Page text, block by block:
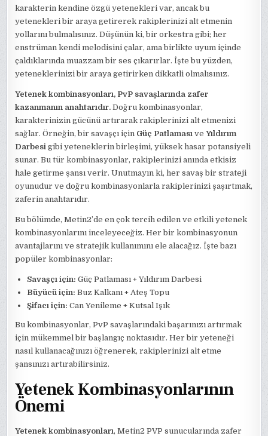
karakterin kendine özgü yetenekleri var, ancak bu
yetenekleri bir araya getirerek rakiplerinizi alt etmenin
yollarını bulmalısınız. Düşünün ki, bir orkestra gibi; her
enstrüman kendi melodisini çalar, ama birlikte uyum içinde
çaldıklarında muazzam bir ses çıkarırlar. İşte bu yüzden,
yeteneklerinizi bir araya getirirken dikkatli olmalısınız.
Yetenek kombinasyonları, PvP savaşlarında zafer
kazanmanın anahtarıdır. Doğru kombinasyonlar,
karakterinizin gücünü artırarak rakiplerinizi alt etmenizi
sağlar. Örneğin, bir savaşçı için Güç Patlaması veYıldırım
Darbesi gibi yeteneklerin birleşimi, yüksek hasar potansiyeli
sunar. Bu tür kombinasyonlar, rakiplerinizi anında etkisiz
hale getirme şansı verir. Unutmayın ki, her savaş bir strateji
oyunudur ve doğru kombinasyonlarla rakiplerinizi şaşırtmak,
zaferin anahtarıdır.
Bu bölümde, Metin2’de en çok tercih edilen ve etkili yetenek
kombinasyonlarını inceleyeceğiz. Her bir kombinasyonun
avantajlarını ve stratejik kullanımını ele alacağız. İşte bazı
popüler kombinasyonlar:
Savaşçı için: Güç Patlaması + Yıldırım Darbesi
Büyücü için: Buz Kalkanı + Ateş Topu
Şifacı için: Can Yenileme + Kutsal Işık
Bu kombinasyonlar, PvP savaşlarındaki başarınızı artırmak
için mükemmel bir başlangıç noktasıdır. Her bir yeteneği
nasıl kullanacağınızı öğrenerek, rakiplerinizi alt etme
şansınızı artırabilirsiniz.
Yetenek Kombinasyonlarının
Önemi
Yetenek kombinasyonları, Metin2 PVP sunucularında zafer